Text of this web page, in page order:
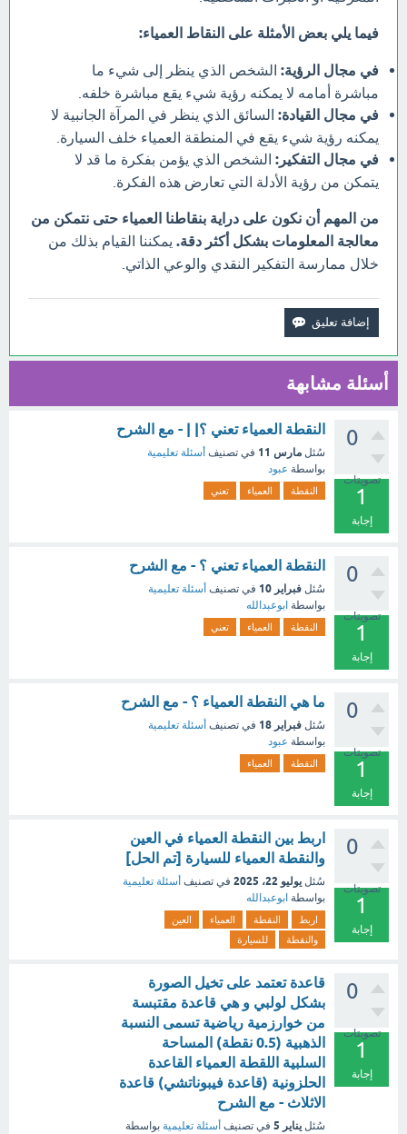
فيما يلي بعض الأمثلة على النقاط العمياء:
في مجال الرؤية: الشخص الذي ينظر إلى شيء ما
مباشرة أمامه لا يمكنه رؤية شيء يقع مباشرة خلفه.
في مجال القيادة: السائق الذي ينظر في المرآة الجانبية لا
يمكنه رؤية شيء يقع في المنطقة العمياء خلف السيارة.
في مجال التفكير: الشخص الذي يؤمن بفكرة ما قد لا
يتمكن من رؤية الأدلة التي تعارض هذه الفكرة.
من المهم أن نكون على دراية بنقاطنا العمياء حتى نتمكن من
معالجة المعلومات بشكل أكثر دقة. يمكننا القيام بذلك من
خلال ممارسة التفكير النقدي والوعي الذاتي.
أسئلة مشابهة
0
تصويتات
1
إجابة
النقطة العمياء تعني ؟| | - مع الشرح
سُئل مارس 11 في تصنيف أسئلة تعليمية
بواسطة عبود
النقطة العمياء تعني
0
تصويتات
1
إجابة
النقطة العمياء تعني ؟ - مع الشرح
سُئل فبراير 10 في تصنيف أسئلة تعليمية
بواسطة ابوعبدالله
النقطة العمياء تعني
0
تصويتات
1
إجابة
ما هي النقطة العمياء ؟ - مع الشرح
سُئل فبراير 18 في تصنيف أسئلة تعليمية
بواسطة عبود
النقطة العمياء
0
تصويتات
1
إجابة
اربط بين النقطة العمياء في العين
والنقطة العمياء للسيارة [تم الحل]
سُئل يوليو 22، 2025 في تصنيف أسئلة تعليمية
بواسطة ابوعبدالله
اربط النقطة العمياء
العين
والنقطة
للسيارة
0
تصويتات
1
إجابة
قاعدة تعتمد على تخيل الصورة
بشكل لولبي و هي قاعدة مقتبسة
من خوارزمية رياضية تسمى النسبة
الذهبية (0.5 نقطة) المساحة
السلبية اللقطة العمياء القاعدة
الحلزونية (قاعدة فيبوناتشي) قاعدة
الاثلاث - مع الشرح
سُئل يناير 5 في تصنيف أسئلة تعليمية بواسطة